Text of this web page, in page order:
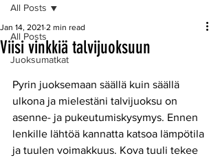
All Posts
Juoksumatkat
All Posts
Viisi vinkkiä talvijuoksuun
Jan 14, 2021 2 min read
Pyrin juoksemaan säällä kuin säällä
ulkona ja mielestäni talvijuoksu on
asenne- ja pukeutumiskysymys. Ennen
lenkille lähtöä kannatta katsoa lämpötila
ja tuulen voimakkuus. Kova tuuli tekee